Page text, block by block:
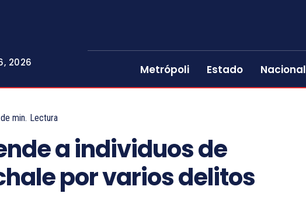
2026
Metrópoli Estado Nacional
min. Lectura
a individuos de
por varios delitos